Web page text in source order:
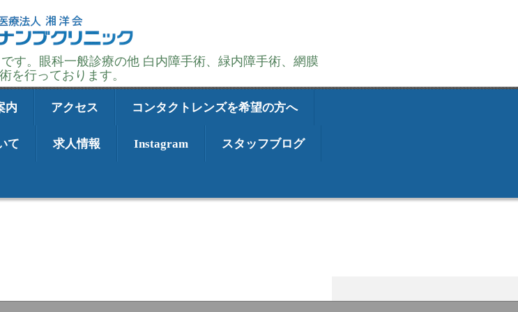
す。眼科一般診療の他 白内障手術、緑内障手術、網膜
を行っております。
内 アクセス コンタクトレンズを希望の方へ
て 求人情報 Instagram スタッフブログ